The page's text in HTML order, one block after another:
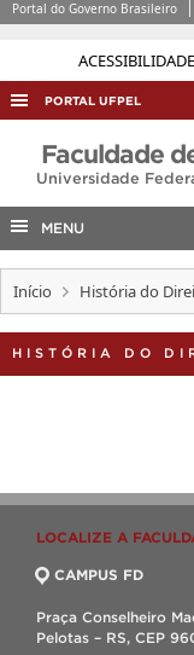
ACESSIBILIDADE
Portal do Governo Brasileiro
PORTAL UFPEL
ACESSO À
AUDITORIA
COBALTO
INTERNACIONAL
Faculdade
Universidade
MENU
Início História do
HISTÓRIA DO
LOCALIZE A
CAMPUS FD
Praça Conselheiro
Pelotas – RS, CEP